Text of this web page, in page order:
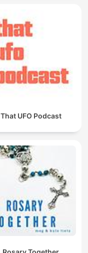
That UFO Podcast